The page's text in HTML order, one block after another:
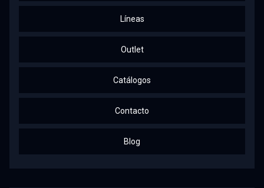
Líneas
Outlet
Catálogos
Contacto
Blog